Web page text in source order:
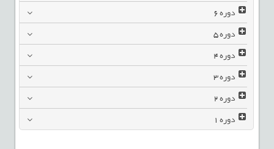
دوره6
دوره5
دوره4
دوره3
دوره2
دوره1